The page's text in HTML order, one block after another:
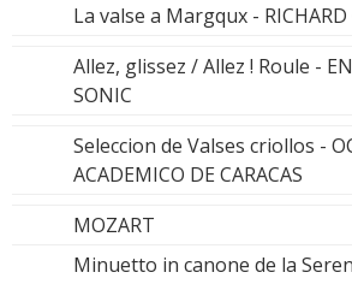
La valse a Margqux - RICHARD
Allez, glissez / Allez ! Roule -
SONIC
Seleccion de Valses criollos -
ACADEMICO DE CARACAS
MOZART
Minuetto in canone de la